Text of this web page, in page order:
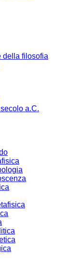
della filosofia
a.C.